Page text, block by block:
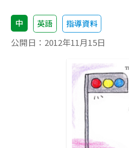
中 英語 指導資料
公開日： 2012年11月15日